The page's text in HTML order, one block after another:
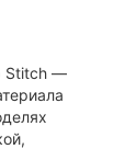
Stitch —